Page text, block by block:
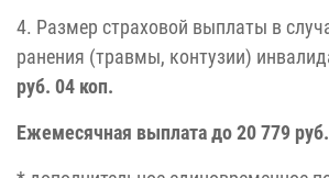
4. Размер страховой выплаты в
ранения (травмы, контузии)
руб. 04 коп.
Ежемесячная выплата до 20 779